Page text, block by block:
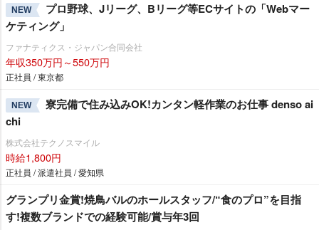
NEW
プロ野球、Jリーグ、Bリーグ等ECサイトの「Webマー
ケティング」
ファナティクス・ジャパン合同会社
年収350万円～550万円
正社員 / 東京都
NEW
寮完備で住み込みOK!カンタン軽作業のお仕事 denso ai
chi
株式会社テクノスマイル
時給1,800円
正社員 / 派遣社員 / 愛知県
グランプリ金賞!焼鳥バルのホールスタッフ/“食のプロ”を目指
す!複数ブランドでの経験可能/賞与年3回